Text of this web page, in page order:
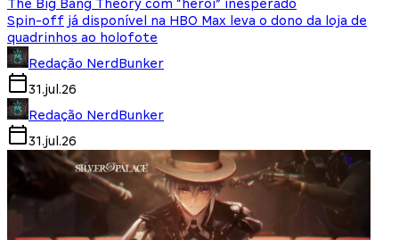
The Big Bang Theory com “herói” inesperado
Spin-off já disponível na HBO Max leva o dono da loja de
quadrinhos ao holofote
Redação NerdBunker
31.jul.26
Redação NerdBunker
31.jul.26